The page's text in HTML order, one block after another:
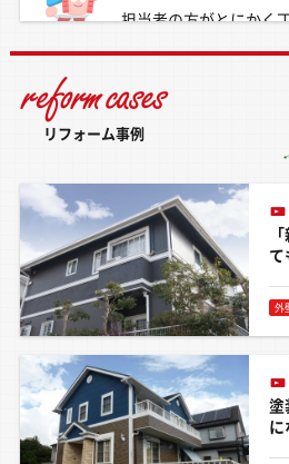
担当者の方がとにかく
くれたり、日程のご連
とても安心できました
お願いしたいと思います
担当：駿河支店
2026年8月6日
契約前の詳細説明が丁
してお任せすることが
ては作業も丁寧でとて
ともどうぞよろしくお
担当：愛知支店
2026年8月5日
契約から施工完了まで
らいました。仕上がり
リフォーム事例
て
外
塗
に